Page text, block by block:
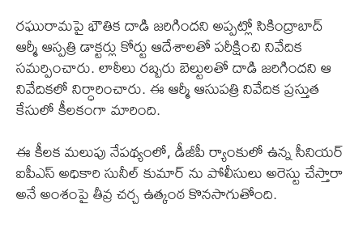
రఘురామపై భౌతిక దాడి జరిగిందని అప్పట్లో సికింద్రాబాద్
ఆర్మీ ఆస్పత్రి డాక్టర్లు కోర్టు ఆదేశాలతో పరీక్షించి నివేదిక
సమర్పించారు. లాఠీలు రబ్బరు బెల్టులతో దాడి జరిగిందని ఆ
నివేదికలో నిర్ధారించారు. ఈ ఆర్మీ ఆసుపత్రి నివేదిక ప్రస్తుత
కేసులో కీలకంగా మారింది.
ఈ కీలక మలుపు నేపథ్యంలో, డీజీపీ ర్యాంకులో ఉన్న సీనియర్
ఐపీఎస్ అధికారి సునీల్ కుమార్ ను పోలీసులు అరెస్టు చేస్తారా
అనే అంశంపై తీవ్ర చర్చ ఉత్కంఠ కొనసాగుతోంది.